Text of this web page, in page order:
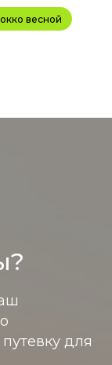
весной
сайте носит
для